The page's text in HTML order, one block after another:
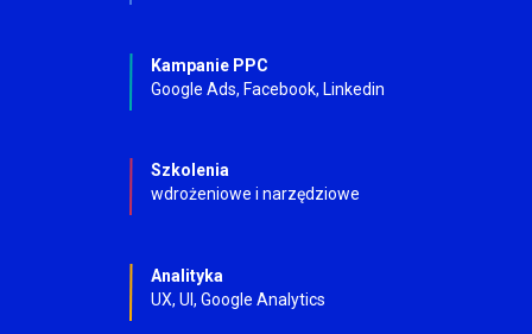
Kampanie PPC
Google Ads, Facebook, Linkedin
Szkolenia
wdrożeniowe i narzędziowe
Analityka
UX, UI, Google Analytics